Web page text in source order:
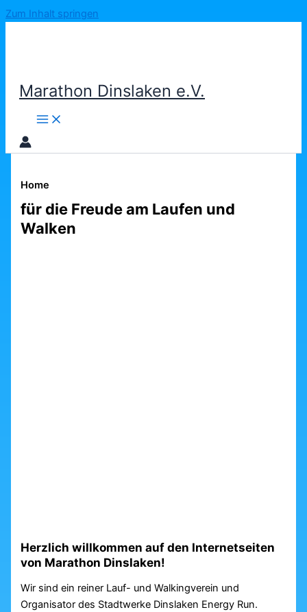
Zum Inhalt springen
Marathon Dinslaken e.V.
Home
für die Freude am Laufen und
Walken
Herzlich willkommen auf den Internetseiten
von Marathon Dinslaken!
Wir sind ein reiner Lauf- und Walkingverein und
Organisator des Stadtwerke Dinslaken Energy Run.